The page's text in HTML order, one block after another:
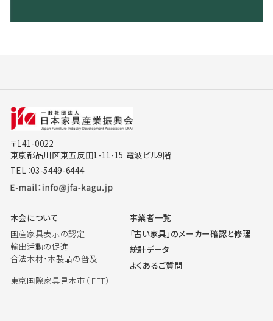
〒141-0022
東京都品川区東五反田1-11-15 電波ビル9階
TEL：03-5449-6444
本会について
国産家具表示の認定
輸出活動の促進
合法木材・木製品の普及
東京国際家具見本市（IFFT）
事業者一覧
「古い家具」のメーカー確認と修理
統計データ
よくあるご質問